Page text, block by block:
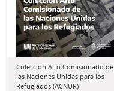
Colección Alto Comisionado de
las Naciones Unidas para los
Refugiados (ACNUR)